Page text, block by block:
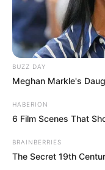
Információ
Adatvédelmi irányelvek
Általános Szerződési
Test Page
BUZZ DAY
Meghan Markle's
HABERION
6 Film Scenes That
BRAINBERRIES
The Secret 19th